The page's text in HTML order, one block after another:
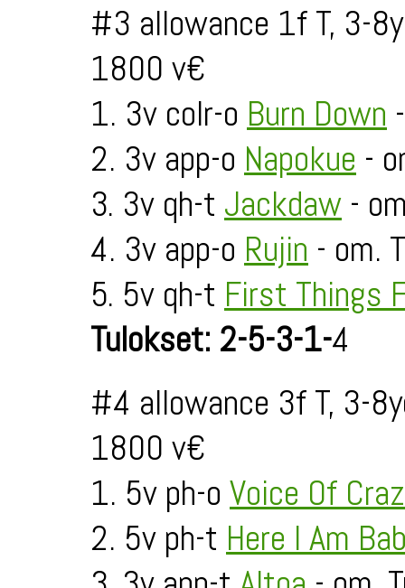
#3 allowance 1f T, 3-
1800 v€
1. 3v colr-o Burn Down
2. 3v app-o Napokue -
3. 3v qh-t Jackdaw -
4. 3v app-o Rujin - om.
5. 5v qh-t First Things
Tulokset: 2-5-3-1-4
#4 allowance 3f T, 3-
1800 v€
1. 5v ph-o Voice Of
2. 5v ph-t Here I Am